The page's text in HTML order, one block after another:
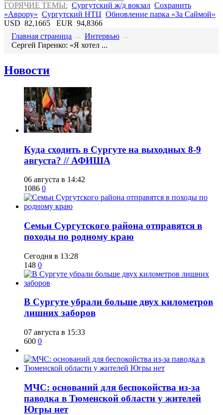
ГОРЯЧИЕ ТЕМЫ: Сургутский ж/д вокзал Сохранить
«Аврору» Сургутский НТЦ Обновление парка «За Саймой»
USD 82,1665 EUR 94,8366
Главная страница → Интервью →
​Сергей Гиренко: «Я хотел ...
Новости
​Куда сходить в Сургуте на выходных 8-9
августа? // АФИША
06 августа в 14:42
1086 0
​Семьи Сургутского района отправятся в
походы по родному краю
Сегодня в 13:28
148 0
​В Сургуте убрали больше двух километров
лишних заборов
07 августа в 15:33
600 0
​МЧС: оснований для беспокойства из-за
паводка в Тюменской области у жителей
Югры нет